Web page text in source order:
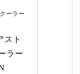
ーラー
スト
ラー